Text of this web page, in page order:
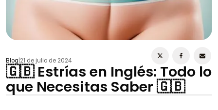
Blog 21 de julio de 2024
🇬🇧 Estrías en Inglés: Todo lo
que Necesitas Saber 🇬🇧